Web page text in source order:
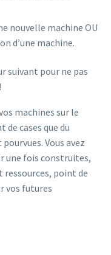
nouvelle machine OU
d’une machine.
suivant pour ne pas
machines sur le
cases que du
Vous avez
une fois construites,
point de
vos futures